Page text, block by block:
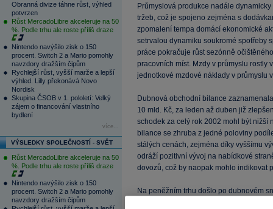
Obranná divize táhne růst, výhled
potvrzen
Růst MercadoLibre akceleruje na 50
%. Podle trhu ale roste příliš draze
Nintendo navýšilo zisk o 150
procent. Switch 2 a Mario pomohly
navzdory dražším čipům
Rychlejší růst, vyšší marže a lepší
výhled. Lilly překonává Novo
Nordisk
Skupina ČSOB v 1. pololetí: Velký
zájem o financování vlastního
bydlení
více...
VÝSLEDKY SPOLEČNOSTÍ - SVĚT
Růst MercadoLibre akceleruje na 50
%. Podle trhu ale roste příliš draze
Nintendo navýšilo zisk o 150
procent. Switch 2 a Mario pomohly
navzdory dražším čipům
Průmyslová produkce nadále
tržeb, což je spojeno zejména s
zpomalení tempa domácí ekonomické
setrvalou dynamiku soukromé spotřeby
práce pokračuje růst sezónně
pracovních míst. Mzdy v průmyslu
jednotkové mzdové náklady v průmyslu
Dubnová obchodní bilance
10 mld. Kč, za leden až duben již
schodek za celý rok 2002 mohl být
bilance se zhruba z jedné poloviny
stálých cenách, zejména díky vyššímu
odráží pozitivní vývoj na nabídkové
dovozů, což by naopak mohlo indikovat
Na peněžním trhu došlo po dubnovém